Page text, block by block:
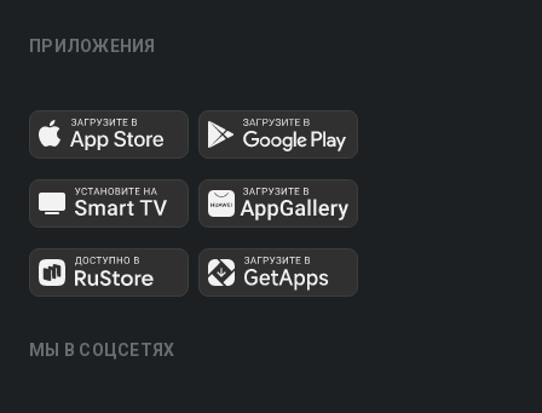
ПРИЛОЖЕНИЯ
МЫ В СОЦСЕТЯХ